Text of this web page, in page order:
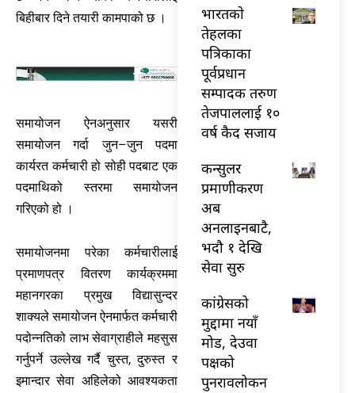
बिहीबार दिने तयारी कामपाको छ ।
समायोजन ऐनअनुसार यसरी
समायोजन गर्दा जुन–जुन पदमा
कार्यरत कर्मचारी हो सोही पदबाट एक
पदमाथिको स्तरमा समायोजन
गरिएको हो ।
समायोजनमा परेका कर्मचारीलाई
प्रमाणपत्र वितरण कार्यक्रममा
महानगरका प्रमुख विद्यासुन्दर
शाक्यले समायोजन ऐनमार्फत कर्मचारी
पदोन्नतिको लाभ सेवाग्राहीले महसुस
गर्नुपर्ने उल्लेख गर्दै चुस्त, दुरुस्त र
इमान्दार सेवा अहिलेको आवश्यकता
भारतकाे
तेहलका
पत्रिकाका
पूर्वप्रधान
सम्पादक तरुण
तेजपाललाई १०
वर्ष कैद सजाय
कन्सुलर
प्रमाणीकरण
अब
अनलाइनबाटै,
भदौ १ देखि
सेवा सुरु
कांग्रेसको
मुद्दामा नयाँ
मोड, देउवा
पक्षको
पुनरावलोकन